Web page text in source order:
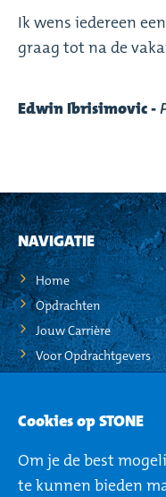
Cookies op STONE
Om je de best
te kunnen bieden
Ik wens iedereen
graag tot na de
Edwin Ibrisimovic -
NAVIGATIE
Home
Opdrachten
Jouw Carrière
Voor Opdrachtgevers
STO-NEWS
Mijn STONE
Privacy